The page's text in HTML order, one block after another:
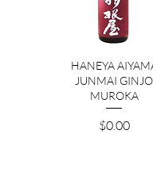
クイックビュー
HANEYA
JUNMAI GINJO
MUROKA
価格
$0.00